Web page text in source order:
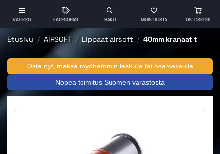
VALIKKO KATEGORIAT HAKU MUISTILISTA OSTOSKORI
Etusivu AIRSOFT Lippaat airsoft 40mm kranaatit
Osta nyt, maksa myöhemmin laskulla tai osamaksulla
Nopea toimitus Suomen varastosta